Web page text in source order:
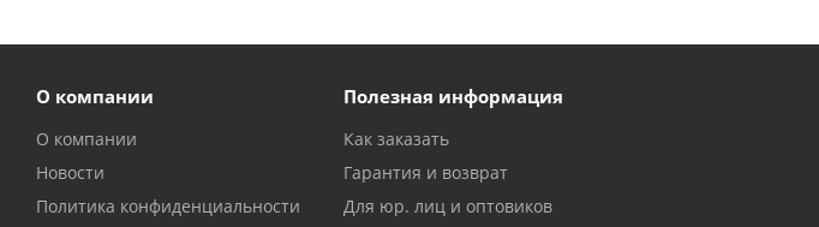
О компании
О компании
Новости
Политика конфиденциальности
Полезная информация
Как заказать
Гарантия и возврат
Для юр. лиц и оптовиков